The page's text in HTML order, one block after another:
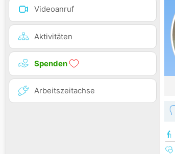
Videoanruf
Aktivitäten
Spenden
Arbeitszeitachse